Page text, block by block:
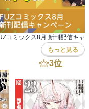
コミックス8月 新刊配信キャ
もっと見る
3位